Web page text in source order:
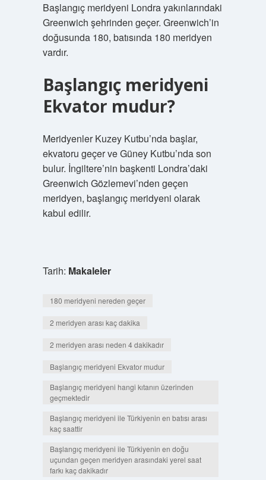
Başlangıç ​​meridyeni Londra yakınlarındaki
Greenwich şehrinden geçer. Greenwich’in
doğusunda 180, batısında 180 meridyen
vardır.
Başlangıç meridyeni
Ekvator mudur?
Meridyenler Kuzey Kutbu’nda başlar,
ekvatoru geçer ve Güney Kutbu’nda son
bulur. İngiltere’nin başkenti Londra’daki
Greenwich Gözlemevi’nden geçen
meridyen, başlangıç ​​meridyeni olarak
kabul edilir.
Tarih: Makaleler
180 meridyeni nereden geçer
2 meridyen arası kaç dakika
2 meridyen arası neden 4 dakikadır
Başlangıç meridyeni Ekvator mudur
Başlangıç meridyeni hangi kıtanın üzerinden
geçmektedir
Başlangıç meridyeni ile Türkiyenin en batısı arası
kaç saattir
Başlangıç meridyeni ile Türkiyenin en doğu
uçundan geçen meridyen arasındaki yerel saat
farkı kaç dakikadır